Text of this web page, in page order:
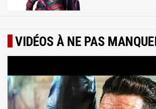
VIDÉOS À NE PAS